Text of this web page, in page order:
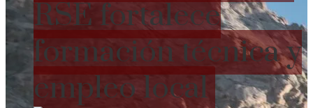
RSE fortalece
formación técnica y
empleo local